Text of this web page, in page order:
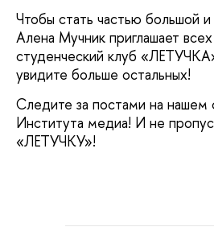
Чтобы стать частью большой
Алена Мучник приглашает
студенческий клуб
увидите больше остальных!
Следите за постами на нашем
Института медиа! И не
«ЛЕТУЧКУ»!